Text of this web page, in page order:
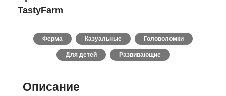
TastyFarm
Ферма Казуальные Головоломки
Для детей Развивающие
Описание